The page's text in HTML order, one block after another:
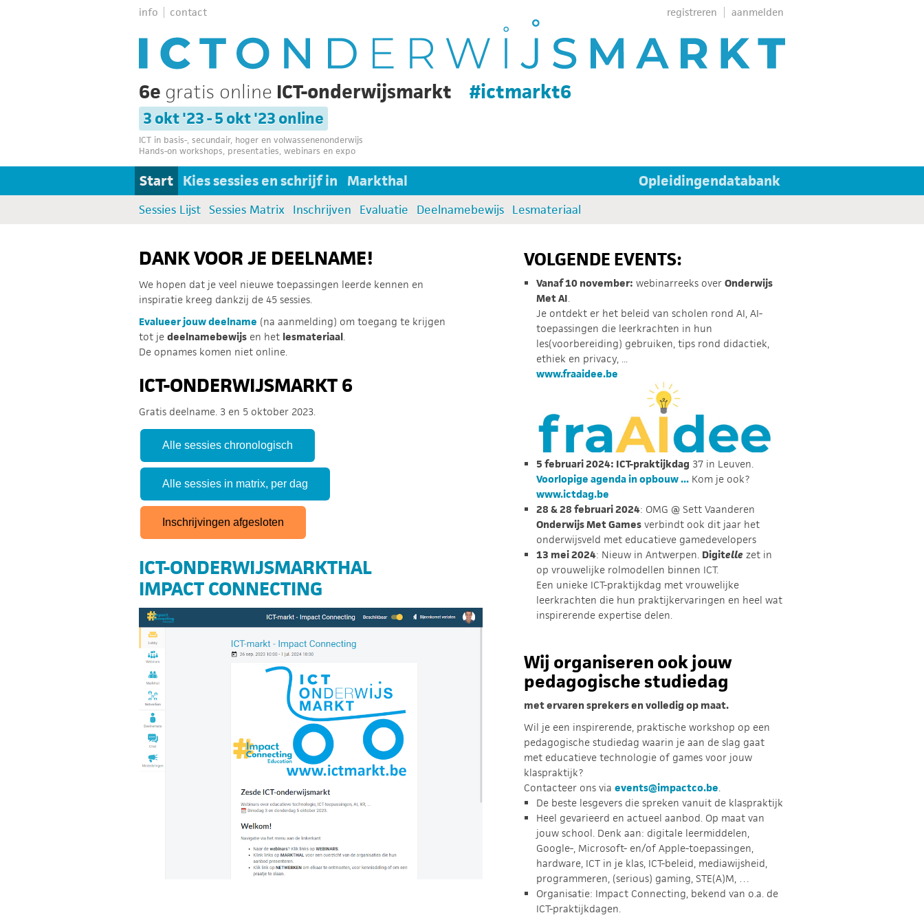
info contact aanmelden
registreren
6e gratis online ICT-onderwijsmarkt #ictmarkt6
3 okt '23 - 5 okt '23 online
ICT in basis-, secundair, hoger en volwassenenonderwijs
Hands-on workshops, presentaties, webinars en expo
Start Kies sessies en schrijf in Markthal Opleidingendatabank
Sessies Lijst Sessies Matrix Inschrijven Evaluatie Deelnamebewijs Lesmateriaal
DANK VOOR JE DEELNAME!
We hopen dat je veel nieuwe toepassingen leerde kennen en
inspiratie kreeg dankzij de 45 sessies.
Evalueer jouw deelname (na aanmelding) om toegang te krijgen
tot je deelnamebewijs en het lesmateriaal.
De opnames komen niet online.
ICT-ONDERWIJSMARKT 6
Gratis deelname. 3 en 5 oktober 2023.
Alle sessies chronologisch
Alle sessies in matrix, per dag
Inschrijvingen afgesloten
ICT-ONDERWIJSMARKTHAL
IMPACT CONNECTING
VOLGENDE EVENTS:
Vanaf 10 november: webinarreeks over Onderwijs
Met AI.
Je ontdekt er het beleid van scholen rond AI, AI-
toepassingen die leerkrachten in hun
les(voorbereiding) gebruiken, tips rond didactiek,
ethiek en privacy, ...
www.fraaidee.be
5 februari 2024: ICT-praktijkdag 37 in Leuven.
Voorlopige agenda in opbouw ... Kom je ook?
www.ictdag.be
28 & 28 februari 2024: OMG @ Sett Vaanderen
Onderwijs Met Games verbindt ook dit jaar het
onderwijsveld met educatieve gamedevelopers
13 mei 2024: Nieuw in Antwerpen. Digitelle zet in
op vrouwelijke rolmodellen binnen ICT.
Een unieke ICT-praktijkdag met vrouwelijke
leerkrachten die hun praktijkervaringen en heel wat
inspirerende expertise delen.
Wij organiseren ook jouw
pedagogische studiedag
met ervaren sprekers en volledig op maat.
Wil je een inspirerende, praktische workshop op een
pedagogische studiedag waarin je aan de slag gaat
met educatieve technologie of games voor jouw
klaspraktijk?
Contacteer ons via events@impactco.be.
De beste lesgevers die spreken vanuit de klaspraktijk
Heel gevarieerd en actueel aanbod. Op maat van
jouw school. Denk aan: digitale leermiddelen,
Google-, Microsoft- en/of Apple-toepassingen,
hardware, ICT in je klas, ICT-beleid, mediawijsheid,
programmeren, (serious) gaming, STE(A)M, …
Organisatie: Impact Connecting, bekend van o.a. de
ICT-praktijkdagen.